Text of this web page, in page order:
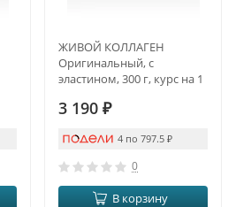
ЖИВОЙ КОЛЛАГЕН
Оригинальный, с
эластином, 300 г, курс на 1
3 190 ₽
4 по 797.5 ₽
0
В корзину